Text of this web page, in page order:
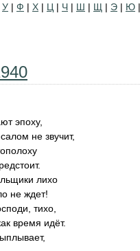
У | Ф | Х | Ц | Ч | Ш | Щ | Э | Ю |
эпоху,
не звучит,
лихо
не ждет!
тихо,
время идёт.